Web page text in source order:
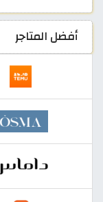
أفضل المتاجر